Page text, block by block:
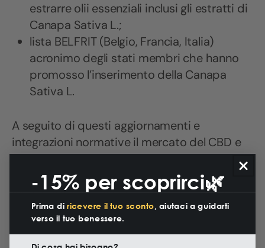
estrarre olii essenziali inclusi gli estratti di
Canapa Sativa L.;
lista BELFRIT (Belgio, Francia, Italia)
acronimo degli stati membri che hanno
promosso l’inserimento della Canapa
Sativa L.
A seguito di questi aggiornamenti e
integrazioni normative il mercato del CBD e
ora del CBG si è notevolmente espanso
anche nel settore alimentare. L’Europa,
infatti, apre un dossier per tabellare il CBD
come “Nouvelle Food”, ovvero nuovo
alimento nutrizionale.
-15% per scoprirci🌿
Prima di ricevere il tuo sconto, aiutaci a guidarti
verso il tuo benessere.